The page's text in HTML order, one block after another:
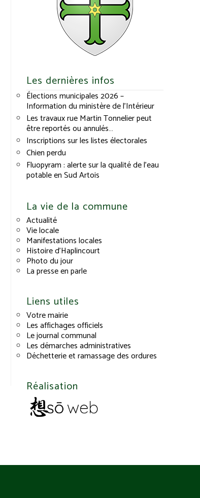
Les dernières infos
Élections municipales 2026 –
Information du ministère de l’Intérieur
Les travaux rue Martin Tonnelier peut
être reportés ou annulés…
Inscriptions sur les listes électorales
Chien perdu
Fluopyram : alerte sur la qualité de l’eau
potable en Sud Artois
La vie de la commune
Actualité
Vie locale
Manifestations locales
Histoire d’Haplincourt
Photo du jour
La presse en parle
Liens utiles
Votre mairie
Les affichages officiels
Le journal communal
Les démarches administratives
Déchetterie et ramassage des ordures
Réalisation